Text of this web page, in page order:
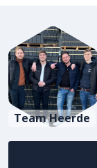
Team Heerde